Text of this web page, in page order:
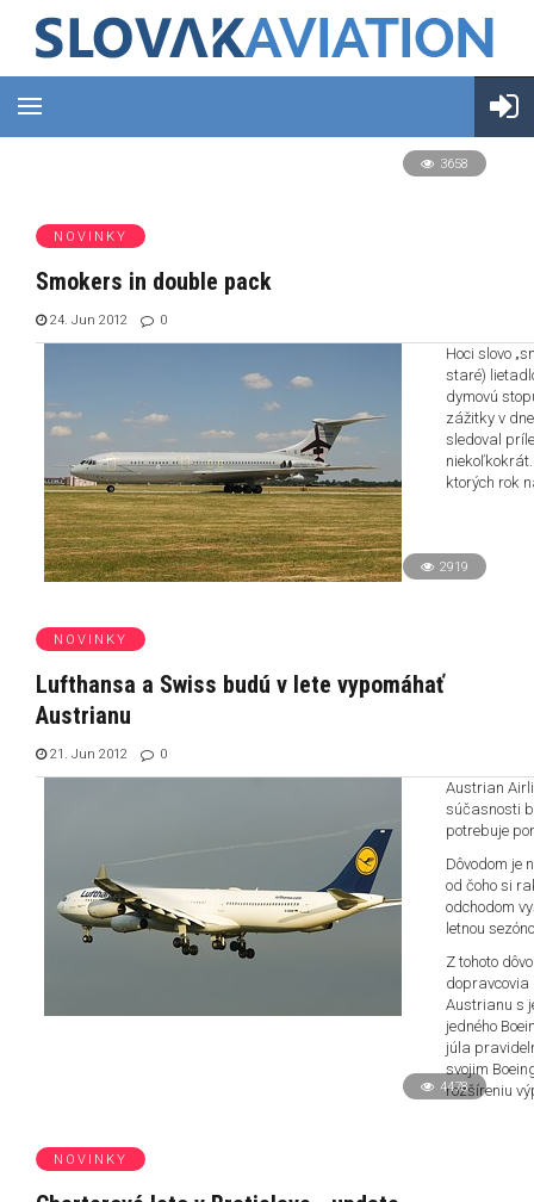
3658
NOVINKY
Smokers in double pack
24. Jun 2012 0
Hoci slovo
staré)
dymovú
zážitky v
sledoval
ktorých rok
2919
NOVINKY
Lufthansa a Swiss budú v lete vypomáhať
Austrianu
21. Jun 2012 0
Austrian
súčasnosti
potrebuje
Dôvodom je
od čoho si
odchodom
letnou
Z tohoto
dopravcovia
Austrianu s
jedného
júla
svojim
rozšíreniu
4478
NOVINKY